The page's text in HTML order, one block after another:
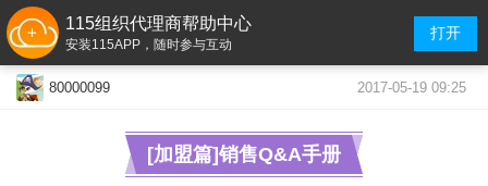
115组织代理商帮助中心
安装115APP，随时参与互动
打开
80000099 2017-05-19 09:25
[加盟篇]销售Q&A手册